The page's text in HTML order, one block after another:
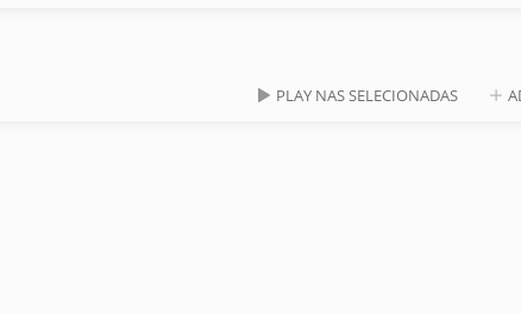
PLAY NAS SELECIONADAS